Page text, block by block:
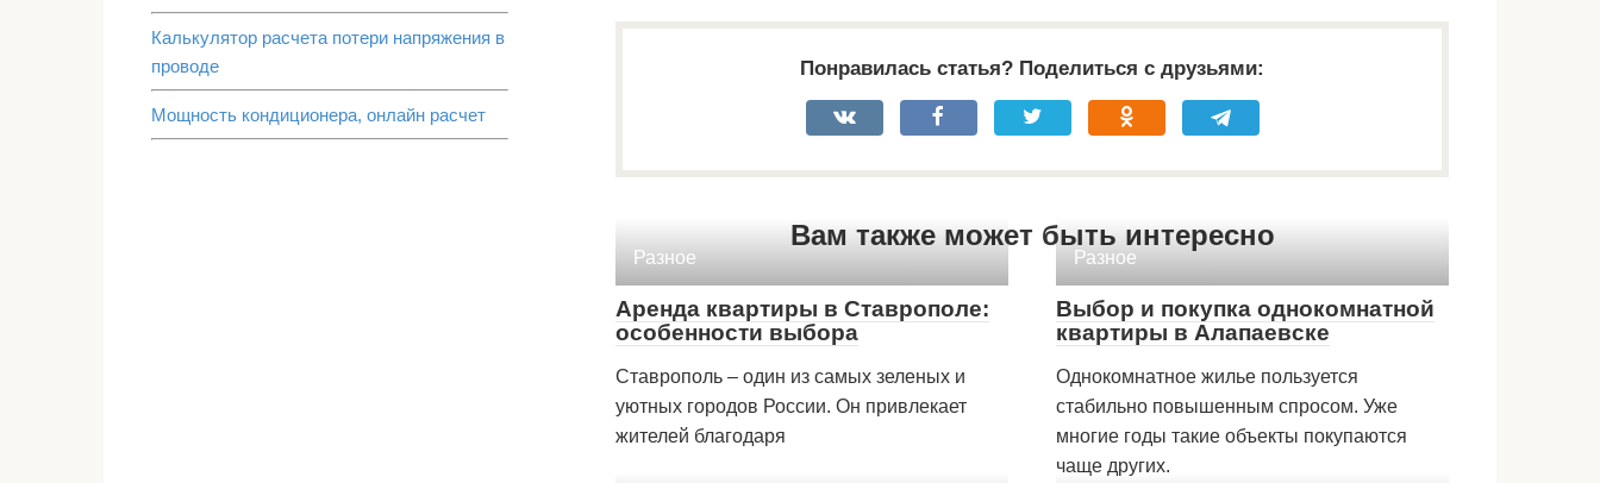
Понравилась статья? Поделиться с друзьями:
Вам также может быть интересно
Разное
Аренда квартиры в Ставрополе:
особенности выбора
Ставрополь – один из самых зеленых и
уютных городов России. Он привлекает
жителей благодаря
Разное
Выбор и покупка однокомнатной
квартиры в Алапаевске
Однокомнатное жилье пользуется
стабильно повышенным спросом. Уже
многие годы такие объекты покупаются
чаще других.
Калькулятор расчета потери напряжения в
проводе
Мощность кондиционера, онлайн расчет